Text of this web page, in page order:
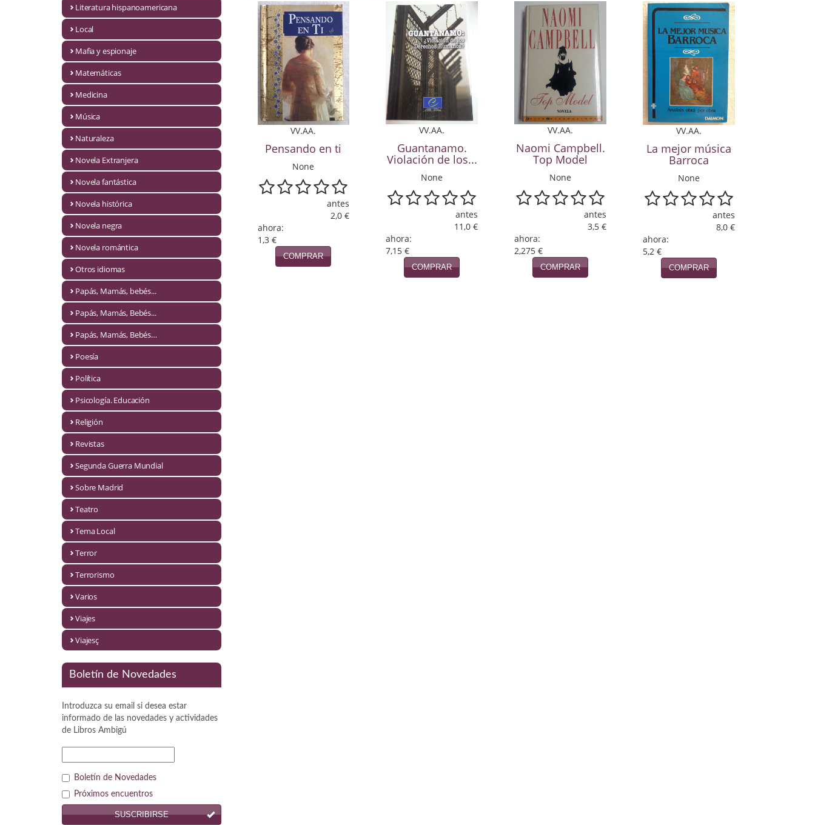
Infantil y juvenil
Infantil y juvenil. Nuevo!!
Infantil y juvenil. Nuevo!!!
Literatura fantástica
Literatura hispanoamericana
Mafia y espionaje
Novela Extranjera
Novela fantástica
Novela romántica
Otros idiomas
Papás, Mamás, bebés...
Papás, Mamás, Bebés...
Papás, Mamás, Bebés…
Psicología. Educación
Segunda Guerra Mundial
Literatura hispanoamericana
Local
Mafia y espionaje
Matemáticas
Medicina
Música
Naturaleza
Novela Extranjera
Novela fantástica
Novela histórica
Novela negra
Novela romántica
Otros idiomas
Papás, Mamás, bebés...
Papás, Mamás, Bebés...
Papás, Mamás, Bebés…
Poesía
Política
Psicología. Educación
Religión
Revistas
Segunda Guerra Mundial
Sobre Madrid
Teatro
Tema Local
Terror
Terrorismo
Varios
Viajes
Viajesç
Boletín de Novedades
Introduzca su email si desea estar
informado de las novedades y actividades
de Libros Ambigú
Boletín de Novedades
Próximos encuentros
SUSCRIBIRSE
VV.AA.
Pensando en ti
None
antes
2,0 €
ahora:
1,3 €
COMPRAR
VV.AA.
Guantanamo.
Violación de los...
None
antes
11,0 €
ahora:
7,15 €
COMPRAR
VV.AA.
Naomi Campbell.
Top Model
None
antes
3,5 €
ahora:
2,275 €
COMPRAR
VV.AA.
La mejor música
Barroca
None
antes
8,0 €
ahora:
5,2 €
COMPRAR